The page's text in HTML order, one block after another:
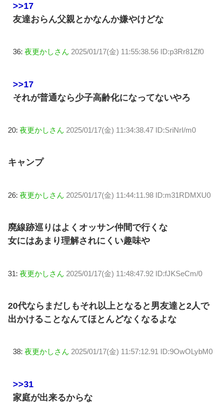
>>17
友達おらん父親とかなんか嫌やけどな
36: 夜更かしさん 2025/01/17(金) 11:55:38.56 ID:p3Rr81Zf0
>>17
それが普通なら少子高齢化になってないやろ
20: 夜更かしさん 2025/01/17(金) 11:34:38.47 ID:SriNrI/m0
キャンプ
26: 夜更かしさん 2025/01/17(金) 11:44:11.98 ID:m31RDMXU0
廃線跡巡りはよくオッサン仲間で行くな
女にはあまり理解されにくい趣味や
31: 夜更かしさん 2025/01/17(金) 11:48:47.92 ID:fJKSeCm/0
20代ならまだしもそれ以上となると男友達と2人で
出かけることなんてほとんどなくなるよな
38: 夜更かしさん 2025/01/17(金) 11:57:12.91 ID:9OwOLybM0
>>31
家庭が出来るからな